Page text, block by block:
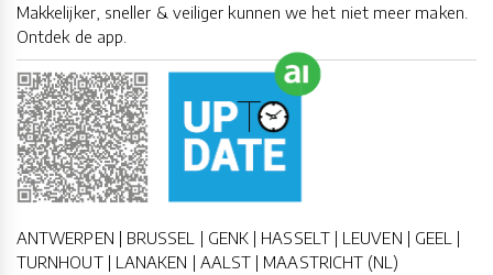
Makkelijker, sneller & veiliger kunnen we het niet meer maken.
Ontdek de app.
ANTWERPEN | BRUSSEL | GENK | HASSELT | LEUVEN | GEEL |
TURNHOUT | LANAKEN | AALST | MAASTRICHT (NL)